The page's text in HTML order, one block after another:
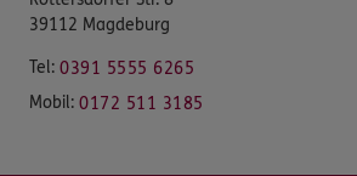
39112 Magdeburg
Tel: 0391 5555 6265
Mobil: 0172 511 3185